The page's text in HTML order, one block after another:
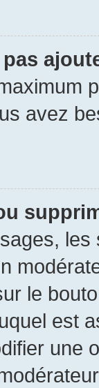
avez
le
est
une